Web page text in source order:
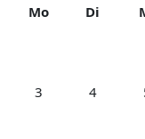
Montag
Mo Dienstag
Di
Keine Termine,
3 Keine
4